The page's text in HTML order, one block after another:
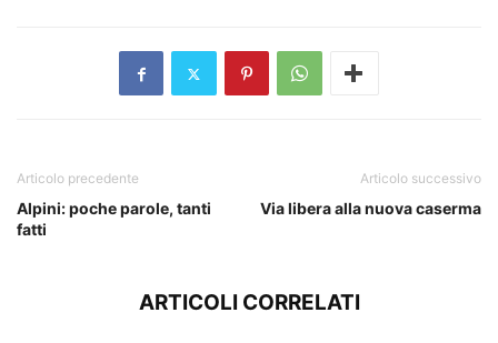
Articolo precedente
Alpini: poche parole, tanti
fatti
Articolo successivo
Via libera alla nuova caserma
ARTICOLI CORRELATI